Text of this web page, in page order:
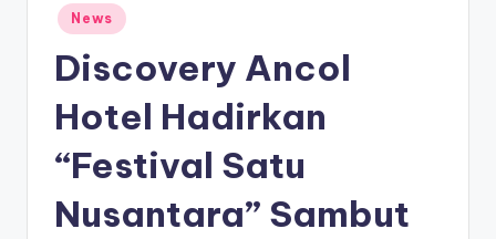
Posted
in
News
Discovery Ancol
Hotel Hadirkan
“Festival Satu
Nusantara” Sambut